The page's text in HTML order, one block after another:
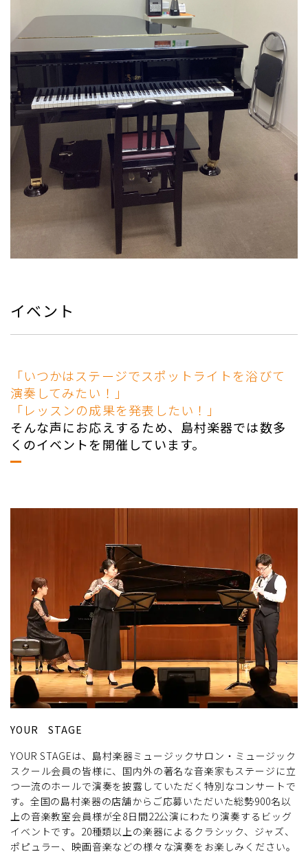
イベント
「いつかはステージでスポットライトを浴びて
演奏してみたい！」
「レッスンの成果を発表したい！」
そんな声にお応えするため、島村楽器では数多
くのイベントを開催しています。
YOUR STAGE
YOUR STAGEは、島村楽器ミュージックサロン・ミュージック
スクール会員の皆様に、国内外の著名な音楽家もステージに立
つ一流のホールで演奏を披露していただく特別なコンサートで
す。全国の島村楽器の店舗からご応募いただいた総勢900名以
上の音楽教室会員様が全8日間22公演にわたり演奏するビッグ
イベントです。20種類以上の楽器によるクラシック、ジャズ、
ポピュラー、映画音楽などの様々な演奏をお楽しみください。